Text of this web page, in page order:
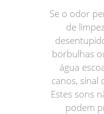
Se o odor
de
borbulhas
água
canos, sinal
Estes sons
podem